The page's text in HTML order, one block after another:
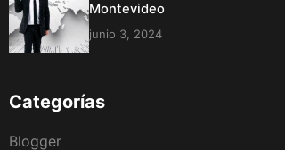
Montevideo
junio 3, 2024
Categorías
Blogger